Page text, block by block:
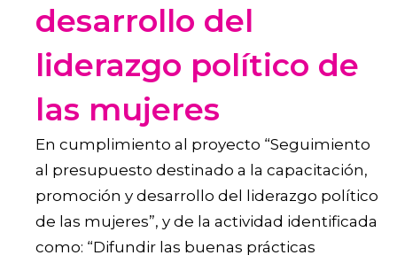
desarrollo del
liderazgo político de
las mujeres
En cumplimiento al proyecto “Seguimiento
al presupuesto destinado a la capacitación,
promoción y desarrollo del liderazgo político
de las mujeres”, y de la actividad identificada
como: “Difundir las buenas prácticas